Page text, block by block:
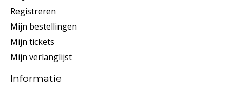
Registreren
Mijn bestellingen
Mijn tickets
Mijn verlanglijst
Informatie